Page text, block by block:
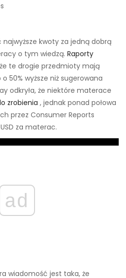
najwyższe kwoty za jedną dobrą
o tym wiedzą. Raporty
​​te drogie przedmioty mają
50% wyższe niż sugerowana
odkryła, że ​​niektóre materace
zrobienia , jednak ponad połowa
przez Consumer Reports
za materac.
ad
wiadomość jest taka, że